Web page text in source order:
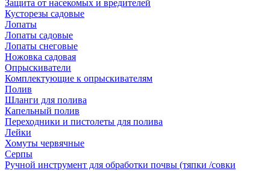
Защита от насекомых и вредителей
Кусторезы садовые
Лопаты
Лопаты садовые
Лопаты снеговые
Ножовка садовая
Опрыскиватели
Комплектующие к опрыскивателям
Полив
Шланги для полива
Капельный полив
Переходники и пистолеты для полива
Лейки
Хомуты червячные
Серпы
Ручной инструмент для обработки почвы (тяпки /совки